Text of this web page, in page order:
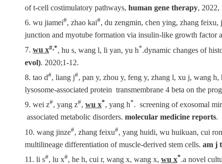
of t-cell costimulatory pathways, human gene therapy, 2022,
6. wu jiamei#, zhao kai#, du zengmin, chen ying, zhang
junction and myotube formation via insulin-like growth factor
7. wu x#,*, hu s, wang l, li yan, yu h*.dynamic changes of
evol). 2020;1-12.
8. tao d#, liang j#, pan y, zhou y, feng y, zhang l, xu j, wang
lysosome-associated protein transmembrane 4 beta on the
9. wei z#, yang z#, wu x*, yang h*. screening of exosomal
associated metabolic disorders. molecular medicine reports.
10. wang jinze#, zhang feixu#, yang huidi, wu huikuan, cui
multilineage differentiation of muscle-derived stem cells. am j
11. li s#, lu x#, he h, cui r, wang x, wang x, wu x*.a novel